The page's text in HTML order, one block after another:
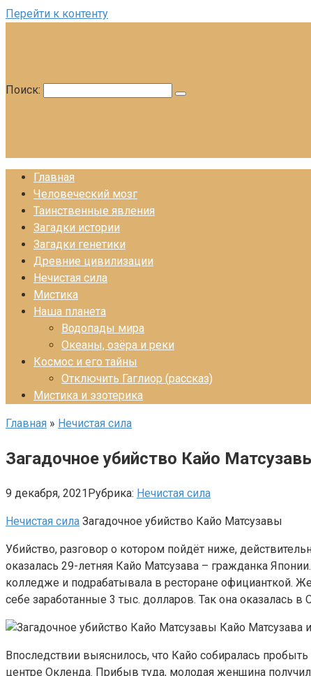
Перейти к контенту
Поиск:
Главная
Человеческий мозг
Таинственные явления
Загадки истории
Загадки генетики
Древние цивилизации
Нечистая сила
Мистика
Наша планета
Водопады мира
Океаны, озёра и реки
Космос и его тайны
Отключить Гаглиор (рассказ)
Мистика и эзотерика
Главная » Нечистая сила
Загадочное убийство Кайо
9 декабря, 2021Рубрика: Нечистая сила
Нечистая сила Загадочное убийство Кайо Матсузавы
Убийство, разговор о котором пойдёт ниже,
оказалась 29-летняя Кайо Матсузава – гражданка
колледже и подрабатывала в ресторане официанткой.
себе заработанные 3 тыс. долларов. Так она оказалась в
Кайо Матсузава
Впоследствии выяснилось, что Кайо собиралась
центре Окленда. Прибыв туда, молодая женщина